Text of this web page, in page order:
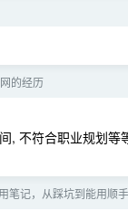
的经历
, 不符合职业规划等
笔记，从踩坑到能用顺手